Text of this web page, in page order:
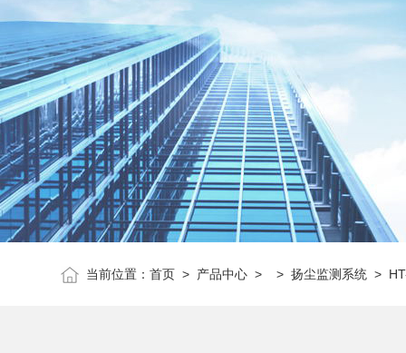
当前位置：首页 > 产品中心 > >扬尘监测系统 >